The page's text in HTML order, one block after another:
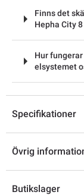
Finns det
Hepha City
Hur
elsystemet
Specifikationer
Övrig
Butikslager